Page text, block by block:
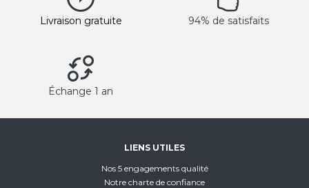
Livraison gratuite 94% de satisfaits
Échange 1 an
LIENS UTILES
Nos 5 engagements qualité
Notre charte de confiance